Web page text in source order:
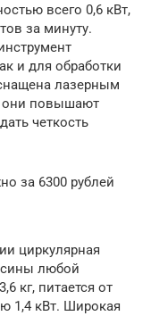
всего 0,6 кВт,
за минуту.
и для обработки
лазерным
они повышают
четкость
за 6300 рублей
циркулярная
любой
кг, питается от
1,4 кВт. Широкая